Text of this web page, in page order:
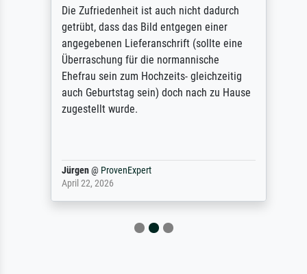
Die Zufriedenheit ist auch nicht dadurch
getrübt, dass das Bild entgegen einer
angegebenen Lieferanschrift (sollte eine
Überraschung für die normannische
Ehefrau sein zum Hochzeits- gleichzeitig
auch Geburtstag sein) doch nach zu Hause
zugestellt wurde.
Jürgen@ProvenExpert
April 22, 2026